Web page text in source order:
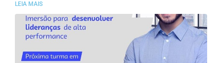
LEIA MAIS